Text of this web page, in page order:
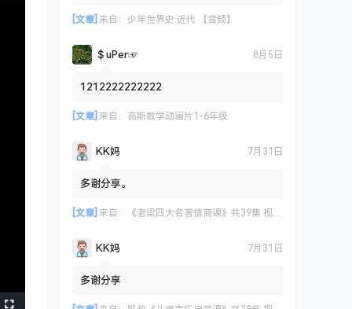
[文章] 来自： 少年世界史.近代 【音频】
＄uΡer☞ 8月5日
1212222222222
[文章] 来自： 高斯数学动画片1-6年级
KK妈 7月31日
多谢分享。
[文章] 来自： 《老梁四大名著情商课》共39集 视频课程
KK妈 7月31日
多谢分享